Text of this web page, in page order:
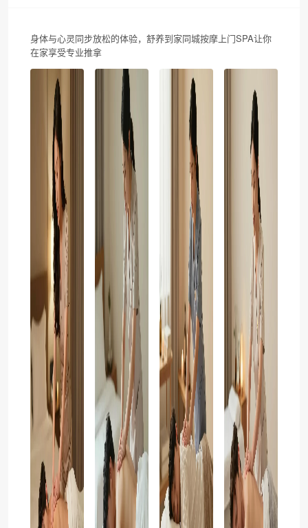
身体与心灵同步放松的体验，舒养到家同城按摩上门SPA让你
在家享受专业推拿